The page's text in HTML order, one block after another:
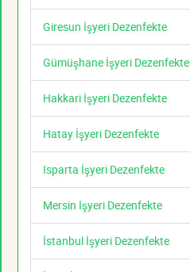
Giresun İşyeri Dezenfekte
Gümüşhane İşyeri Dezenfekte
Hakkari İşyeri Dezenfekte
Hatay İşyeri Dezenfekte
Isparta İşyeri Dezenfekte
Mersin İşyeri Dezenfekte
İstanbul İşyeri Dezenfekte